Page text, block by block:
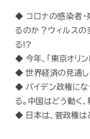
◆ コロナの感染者・
るのか？ウィルス
る!?
◆ 今年、「東京オリン
◆ 世界経済の見通し
◆ バイデン政権にな
る。中国はどう動く
◆ 日本は、菅政権は